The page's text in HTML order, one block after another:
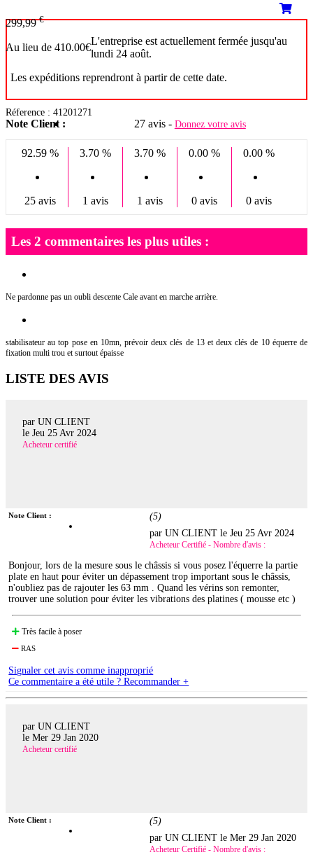
299,99€
Au lieu de 410.00€L'entreprise est actuellement fermée jusqu'au
lundi 24 août.
Les expéditions reprendront à partir de cette date.
Réference : 41201271
Note Client : 27 avis - Donnez votre avis
92.59 %
25 avis
3.70 %
1 avis
3.70 %
1 avis
0.00 %
0 avis
0.00 %
0 avis
Les 2 commentaires les plus utiles :
Ne pardonne pas un oubli descente Cale avant en marche arrière.
stabilisateur au top pose en 10mn, prévoir deux clés de 13 et deux clés de 10 équerre de
fixation multi trou et surtout épaisse
LISTE DES AVIS
par UN CLIENT
le Jeu 25 Avr 2024
Acheteur certifié
Note Client : (5)
par UN CLIENT leJeu 25 Avr 2024
Acheteur Certifié - Nombre d'avis :
Bonjour, lors de la mesure sous le châssis si vous posez l'équerre la partie
plate en haut pour éviter un dépassement trop important sous le châssis,
n'oubliez pas de rajouter les 63 mm . Quand les vérins son remonter,
trouver une solution pour éviter les vibrations des platines ( mousse etc )
Très facile à poser
RAS
Signaler cet avis comme inapproprié
Ce commentaire a été utile ? Recommander +
par UN CLIENT
le Mer 29 Jan 2020
Acheteur certifié
Note Client : (5)
par UN CLIENT leMer 29 Jan 2020
Acheteur Certifié - Nombre d'avis :